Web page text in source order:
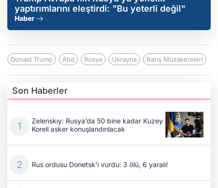
yaptırımlarını eleştirdi: "Bu yeterli değil"
Haber
Donald Trump Abd Rusya Ukrayna Barış Müzakereleri
Son Haberler
Zelenskıy: Rusya’da 50 bine kadar Kuzey
Koreli asker konuşlandırılacak
Rus ordusu Donetsk'i vurdu: 3 ölü, 6 yaralı!